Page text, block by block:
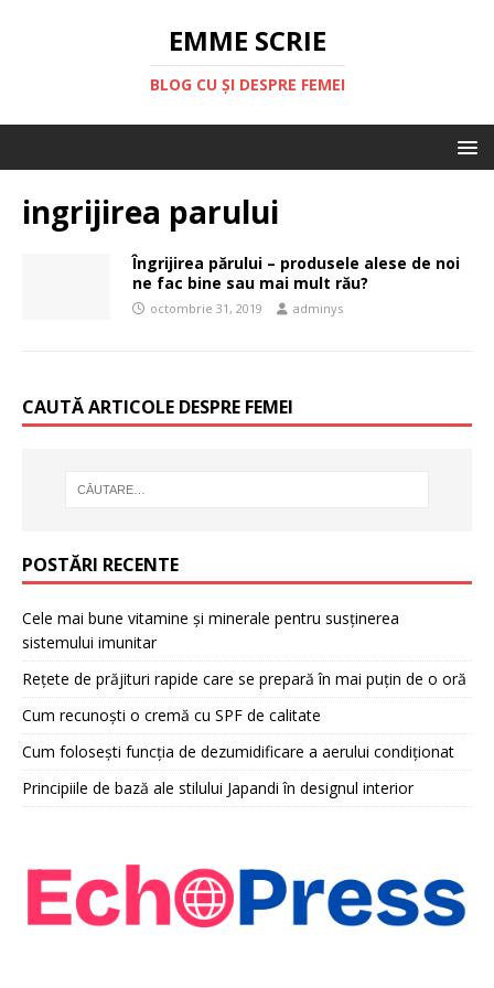
EMME SCRIE
BLOG CU ȘI DESPRE FEMEI
ingrijirea parului
Îngrijirea părului – produsele alese de noi
ne fac bine sau mai mult rău?
octombrie 31, 2019 adminys
CAUTĂ ARTICOLE DESPRE FEMEI
POSTĂRI RECENTE
Cele mai bune vitamine și minerale pentru susținerea
sistemului imunitar
Rețete de prăjituri rapide care se prepară în mai puțin de o oră
Cum recunoști o cremă cu SPF de calitate
Cum folosești funcția de dezumidificare a aerului condiționat
Principiile de bază ale stilului Japandi în designul interior